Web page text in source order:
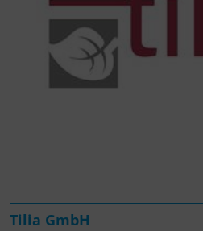
Tilia GmbH